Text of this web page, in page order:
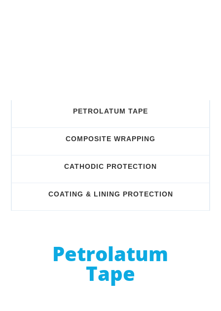
PETROLATUM TAPE
COMPOSITE WRAPPING
CATHODIC PROTECTION
COATING & LINING PROTECTION
Petrolatum
Tape